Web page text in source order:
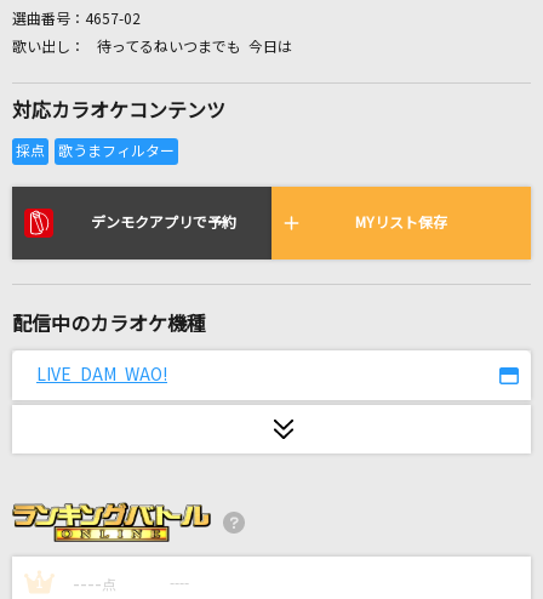
リアルタイムで歌われている曲の一覧
お返事まだカナ？おじさん構文！
Marcato
unravel
TK from 凛として時雨
選曲番号： 4657-02
待ってるねいつまでも 今日は
対応カラオケコンテンツ
デンモクアプリで予約 MYリスト保存
配信中のカラオケ機種
LIVE DAM WAO!
1 ---- 点 ----